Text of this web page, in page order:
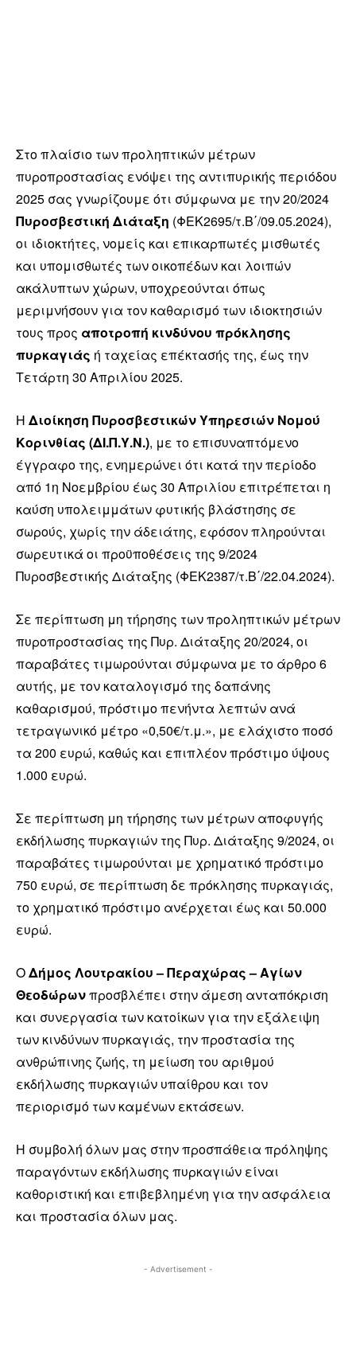
Στο πλαίσιο των προληπτικών μέτρων
πυροπροστασίας ενόψει της αντιπυρικής περιόδου
2025 σας γνωρίζουμε ότι σύμφωνα με την 20/2024
Πυροσβεστική Διάταξη (ΦΕΚ2695/τ.Β΄/09.05.2024),
οι ιδιοκτήτες, νομείς και επικαρπωτές μισθωτές
και υπομισθωτές των οικοπέδων και λοιπών
ακάλυπτων χώρων, υποχρεούνται όπως
μεριμνήσουν για τον καθαρισμό των ιδιοκτησιών
τους προς αποτροπή κινδύνου πρόκλησης
πυρκαγιάς ή ταχείας επέκτασής της, έως την
Τετάρτη 30 Απριλίου 2025.
Η Διοίκηση Πυροσβεστικών Υπηρεσιών Νομού
Κορινθίας (ΔΙ.Π.Υ.Ν.), με το επισυναπτόμενο
έγγραφο της, ενημερώνει ότι κατά την περίοδο
από 1η Νοεμβρίου έως 30 Απριλίου επιτρέπεται η
καύση υπολειμμάτων φυτικής βλάστησης σε
σωρούς, χωρίς την άδειάτης, εφόσον πληρούνται
σωρευτικά οι προϋποθέσεις της 9/2024
Πυροσβεστικής Διάταξης (ΦΕΚ2387/τ.Β΄/22.04.2024).
Σε περίπτωση μη τήρησης των προληπτικών μέτρων
πυροπροστασίας της Πυρ. Διάταξης 20/2024, οι
παραβάτες τιμωρούνται σύμφωνα με το άρθρο 6
αυτής, με τον καταλογισμό της δαπάνης
καθαρισμού, πρόστιμο πενήντα λεπτών ανά
τετραγωνικό μέτρο «0,50€/τ.μ.», με ελάχιστο ποσό
τα 200 ευρώ, καθώς και επιπλέον πρόστιμο ύψους
1.000 ευρώ.
Σε περίπτωση μη τήρησης των μέτρων αποφυγής
εκδήλωσης πυρκαγιών της Πυρ. Διάταξης 9/2024, οι
παραβάτες τιμωρούνται με χρηματικό πρόστιμο
750 ευρώ, σε περίπτωση δε πρόκλησης πυρκαγιάς,
το χρηματικό πρόστιμο ανέρχεται έως και 50.000
ευρώ.
ΟΔήμος Λουτρακίου – Περαχώρας – Αγίων
Θεοδώρωνπροσβλέπει στην άμεση ανταπόκριση
και συνεργασία των κατοίκων για την εξάλειψη
των κινδύνων πυρκαγιάς, την προστασία της
ανθρώπινης ζωής, τη μείωση του αριθμού
εκδήλωσης πυρκαγιών υπαίθρου και τον
περιορισμό των καμένων εκτάσεων.
Η συμβολή όλων μας στην προσπάθεια πρόληψης
παραγόντων εκδήλωσης πυρκαγιών είναι
καθοριστική και επιβεβλημένη για την ασφάλεια
και προστασία όλων μας.
- Advertisement -